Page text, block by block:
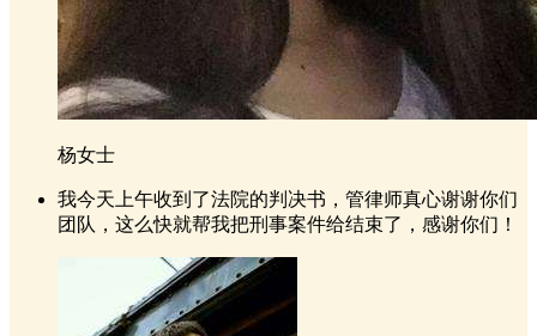
杨女士
我今天上午收到了法院的判决书，管律师真心谢谢你们
团队，这么快就帮我把刑事案件给结束了，感谢你们！